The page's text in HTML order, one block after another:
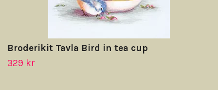
Broderikit Tavla Bird in tea cup
329 kr